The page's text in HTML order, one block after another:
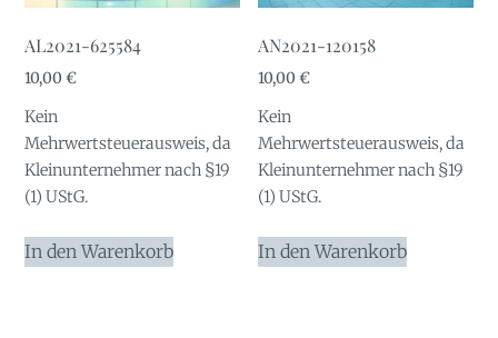
AL2021-625584
10,00€
Kein
Mehrwertsteuerausweis, da
Kleinunternehmer nach §19
(1) UStG.
In den Warenkorb
AN2021-120158
10,00€
Kein
Mehrwertsteuerausweis, da
Kleinunternehmer nach §19
(1) UStG.
In den Warenkorb